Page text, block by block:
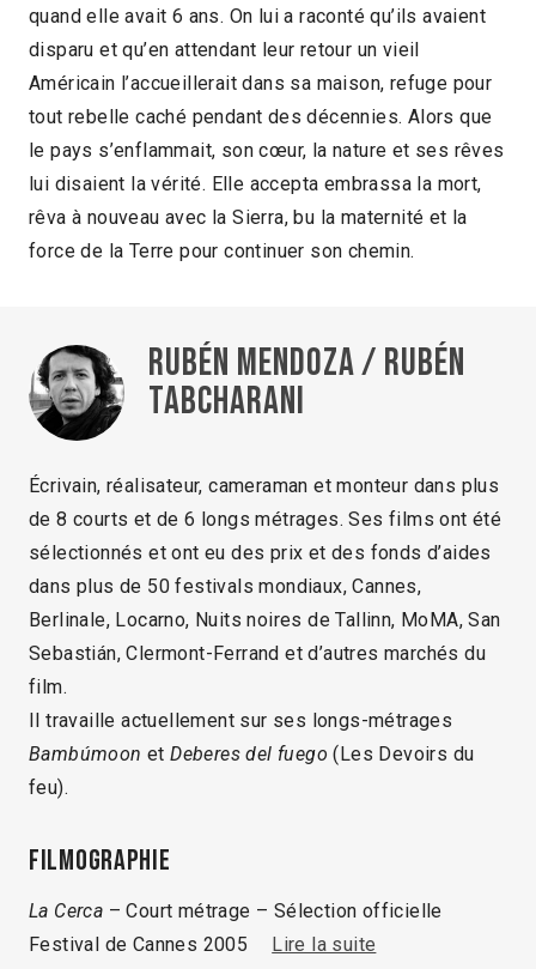
quand elle avait 6 ans. On lui a raconté qu’ils avaient
disparu et qu’en attendant leur retour un vieil
Américain l’accueillerait dans sa maison, refuge pour
tout rebelle caché pendant des décennies. Alors que
le pays s’enflammait, son cœur, la nature et ses rêves
lui disaient la vérité. Elle accepta embrassa la mort,
rêva à nouveau avec la Sierra, bu la maternité et la
force de la Terre pour continuer son chemin.
Rubén Mendoza / Rubén
Tabcharani
Écrivain, réalisateur, cameraman et monteur dans plus
de 8 courts et de 6 longs métrages. Ses films ont été
sélectionnés et ont eu des prix et des fonds d’aides
dans plus de 50 festivals mondiaux, Cannes,
Berlinale, Locarno, Nuits noires de Tallinn, MoMA, San
Sebastián, Clermont-Ferrand et d’autres marchés du
film.
Il travaille actuellement sur ses longs-métrages
Bambúmoon etDeberes del fuego (Les Devoirs du
feu).
Filmographie
La Cerca – Court métrage – Sélection officielle
Festival de Cannes 2005
Lire la suite